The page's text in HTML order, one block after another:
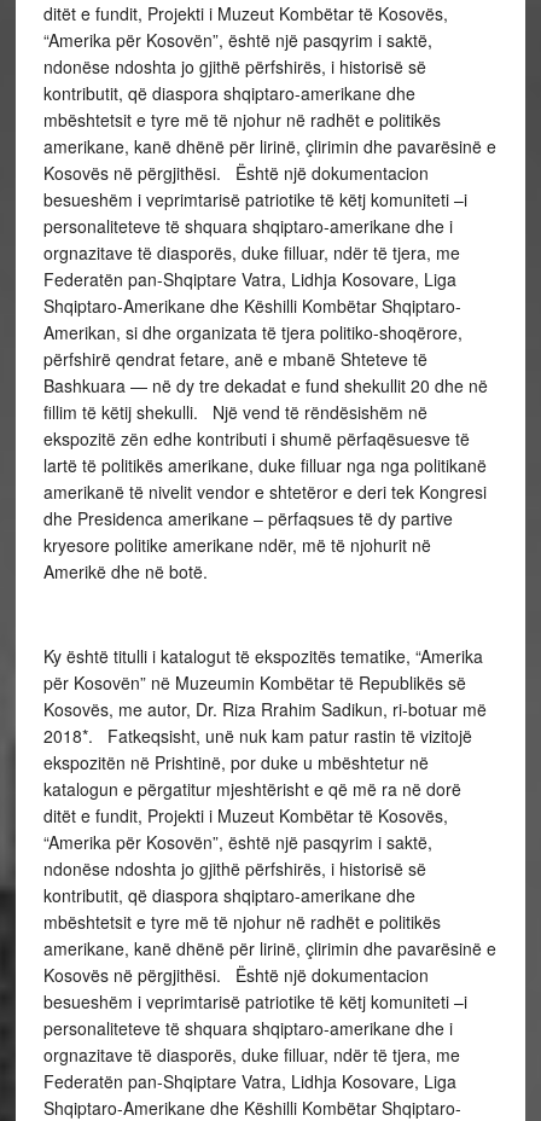
ditët e fundit, Projekti i Muzeut Kombëtar të Kosovës,
“Amerika për Kosovën”, është një pasqyrim i saktë,
ndonëse ndoshta jo gjithë përfshirës, i historisë së
kontributit, që diaspora shqiptaro-amerikane dhe
mbështetsit e tyre më të njohur në radhët e politikës
amerikane, kanë dhënë për lirinë, çlirimin dhe pavarësinë e
Kosovës në përgjithësi. Është një dokumentacion
besueshëm i veprimtarisë patriotike të këtj komuniteti –i
personaliteteve të shquara shqiptaro-amerikane dhe i
orgnazitave të diasporës, duke filluar, ndër të tjera, me
Federatën pan-Shqiptare Vatra, Lidhja Kosovare, Liga
Shqiptaro-Amerikane dhe Këshilli Kombëtar Shqiptaro-
Amerikan, si dhe organizata të tjera politiko-shoqërore,
përfshirë qendrat fetare, anë e mbanë Shteteve të
Bashkuara — në dy tre dekadat e fund shekullit 20 dhe në
fillim të këtij shekulli. Një vend të rëndësishëm në
ekspozitë zën edhe kontributi i shumë përfaqësuesve të
lartë të politikës amerikane, duke filluar nga nga politikanë
amerikanë të nivelit vendor e shtetëror e deri tek Kongresi
dhe Presidenca amerikane – përfaqsues të dy partive
kryesore politike amerikane ndër, më të njohurit në
Amerikë dhe në botë.
Ky është titulli i katalogut të ekspozitës tematike, “Amerika
për Kosovën” në Muzeumin Kombëtar të Republikës së
Kosovës, me autor, Dr. Riza Rrahim Sadikun, ri-botuar më
2018*. Fatkeqsisht, unë nuk kam patur rastin të vizitojë
ekspozitën në Prishtinë, por duke u mbështetur në
katalogun e përgatitur mjeshtërisht e që më ra në dorë
ditët e fundit, Projekti i Muzeut Kombëtar të Kosovës,
“Amerika për Kosovën”, është një pasqyrim i saktë,
ndonëse ndoshta jo gjithë përfshirës, i historisë së
kontributit, që diaspora shqiptaro-amerikane dhe
mbështetsit e tyre më të njohur në radhët e politikës
amerikane, kanë dhënë për lirinë, çlirimin dhe pavarësinë e
Kosovës në përgjithësi. Është një dokumentacion
besueshëm i veprimtarisë patriotike të këtj komuniteti –i
personaliteteve të shquara shqiptaro-amerikane dhe i
orgnazitave të diasporës, duke filluar, ndër të tjera, me
Federatën pan-Shqiptare Vatra, Lidhja Kosovare, Liga
Shqiptaro-Amerikane dhe Këshilli Kombëtar Shqiptaro-